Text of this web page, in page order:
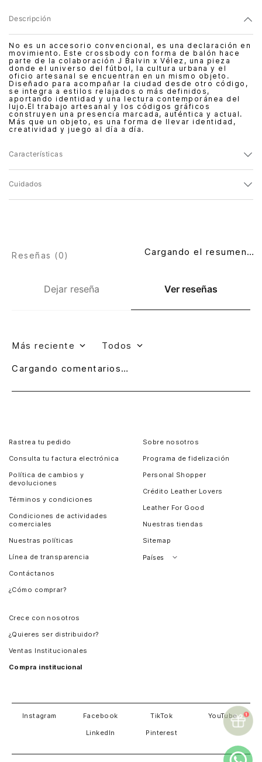
Descripción
No es un accesorio convencional, es una declaración en
movimiento. Este crossbody con forma de balón hace
parte de la colaboración J Balvin x Vélez, una pieza
donde el universo del fútbol, la cultura urbana y el
oficio artesanal se encuentran en un mismo objeto.
Diseñado para acompañar la ciudad desde otro código,
se integra a estilos relajados o más definidos,
aportando identidad y una lectura contemporánea del
lujo.El trabajo artesanal y los códigos gráficos
construyen una presencia marcada, auténtica y actual.
Más que un objeto, es una forma de llevar identidad,
creatividad y juego al día a día.
Características
Cuidados
Dejar reseña Ver reseñas
Reseñas (0) Cargando el resumen…
Más reciente Todos
Cargando comentarios…
Rastrea tu pedido
Consulta tu factura electrónica
Política de cambios y
devoluciones
Términos y condiciones
Condiciones de actividades
comerciales
Nuestras políticas
Línea de transparencia
Contáctanos
¿Cómo comprar?
Sobre nosotros
Programa de fidelización
Personal Shopper
Crédito Leather Lovers
Leather For Good
Nuestras tiendas
Sitemap
Países
Crece con nosotros
¿Quieres ser distribuidor?
Ventas Institucionales
Compra institucional
Instagram Facebook TikTok YouTube
LinkedIn Pinterest